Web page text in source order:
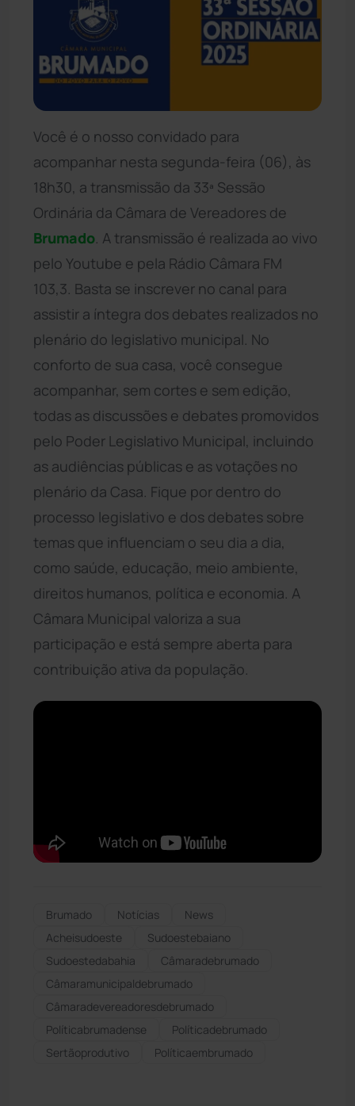
Você é o nosso convidado para
acompanhar nesta segunda-feira (06), às
18h30, a transmissão da 33ª Sessão
Ordinária da Câmara de Vereadores de
Brumado . A transmissão é realizada ao vivo
pelo Youtube e pela Rádio Câmara FM
103,3. Basta se inscrever no canal para
assistir a íntegra dos debates realizados no
plenário do legislativo municipal. No
conforto de sua casa, você consegue
acompanhar, sem cortes e sem edição,
todas as discussões e debates promovidos
pelo Poder Legislativo Municipal, incluindo
as audiências públicas e as votações no
plenário da Casa. Fique por dentro do
processo legislativo e dos debates sobre
temas que influenciam o seu dia a dia,
como saúde, educação, meio ambiente,
direitos humanos, política e economia. A
Câmara Municipal valoriza a sua
participação e está sempre aberta para
contribuição ativa da população.
Brumado Notícias
News
Acheisudoeste
Sudoestebaiano
Sudoestedabahia
Câmaradebrumado
Câmaramunicipaldebrumado
Câmaradevereadoresdebrumado
Políticabrumadense
Políticadebrumado
Sertãoprodutivo
Políticaembrumado